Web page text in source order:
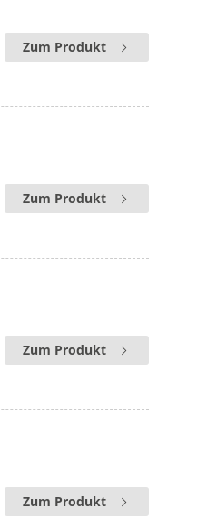
Zum Produkt
Zum Produkt
Zum Produkt
Zum Produkt